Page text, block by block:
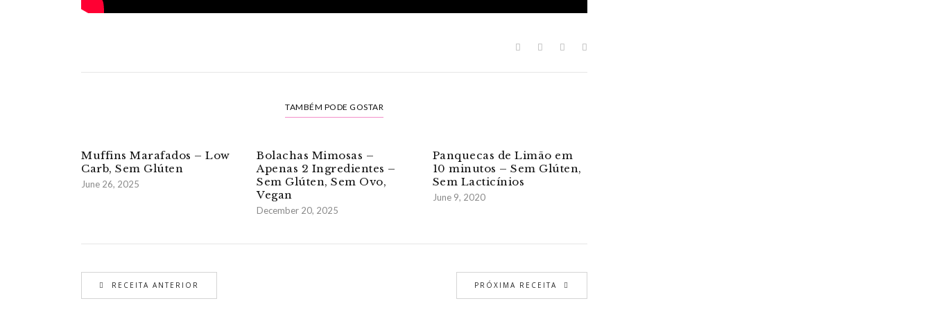
TAMBÉM PODE GOSTAR
Muffins Marafados – Low
Carb, Sem Glúten
June 26, 2025
Bolachas Mimosas –
Apenas 2 Ingredientes –
Sem Glúten, Sem Ovo,
Vegan
December 20, 2025
Panquecas de Limão em
10 minutos – Sem Glúten,
Sem Lacticínios
June 9, 2020
RECEITA ANTERIOR PRÓXIMA RECEITA